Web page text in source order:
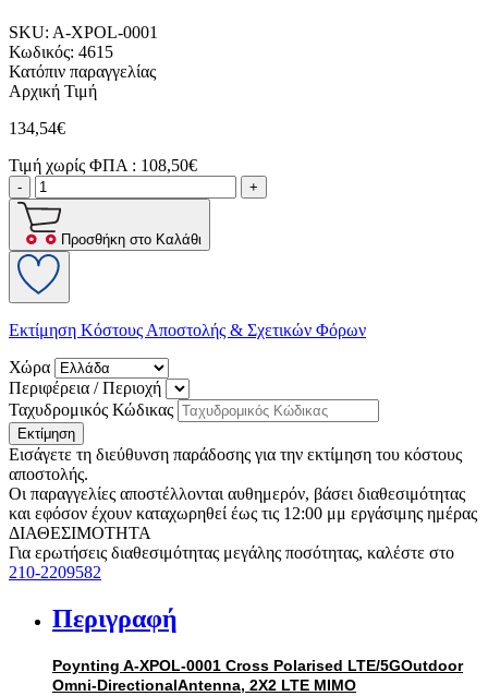
SKU: A-XPOL-0001
Κωδικός: 4615
Κατόπιν παραγγελίας
Αρχική Τιμή
134,54€
Τιμή χωρίς ΦΠΑ : 108,50€
- +
Προσθήκη στο Καλάθι
Εκτίμηση Κόστους Αποστολής & Σχετικών Φόρων
Χώρα
Περιφέρεια / Περιοχή
Ταχυδρομικός Κώδικας
Εκτίμηση
Εισάγετε τη διεύθυνση παράδοσης για την εκτίμηση του κόστους
αποστολής.
Οι παραγγελίες αποστέλλονται αυθημερόν, βάσει διαθεσιμότητας
και εφόσον έχουν καταχωρηθεί έως τις 12:00 μμ εργάσιμης ημέρας
ΔΙΑΘΕΣΙΜΟΤΗΤΑ
Για ερωτήσεις διαθεσιμότητας μεγάλης ποσότητας, καλέστε στο
210-2209582
Περιγραφή
Poynting A-XPOL-0001 Cross Polarised LTE/5GOutdoor
Omni-DirectionalAntenna, 2X2 LTE MIMO